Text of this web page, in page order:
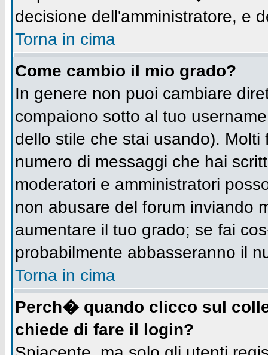
decisione dell'amministratore, e
Torna in cima
Come cambio il mio grado?
In genere non puoi cambiare
compaiono sotto al tuo
dello stile che stai usando).
numero di messaggi che hai
moderatori e amministratori
non abusare del forum inviando
aumentare il tuo grado; se fai
probabilmente abbasseranno il
Torna in cima
Perch� quando clicco sul
chiede di fare il login?